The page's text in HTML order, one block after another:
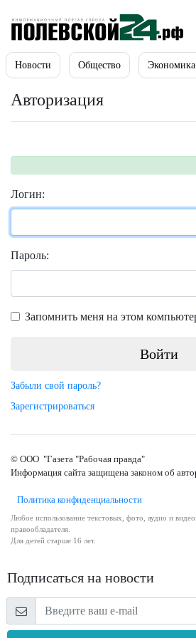
Новости Общество Экономика
Авторизация
Логин:
Пароль:
Запомнить меня на этом
Забыли свой пароль?
Зарегистрироваться
© ООО "Газета "Рабочая правда"
Информация сайта защищена законом об
Политика конфиденциальности
Любое использование текстовых, фото, аудио и
правообладателя.
Для детей старше 16 лет.
Подписаться на новости